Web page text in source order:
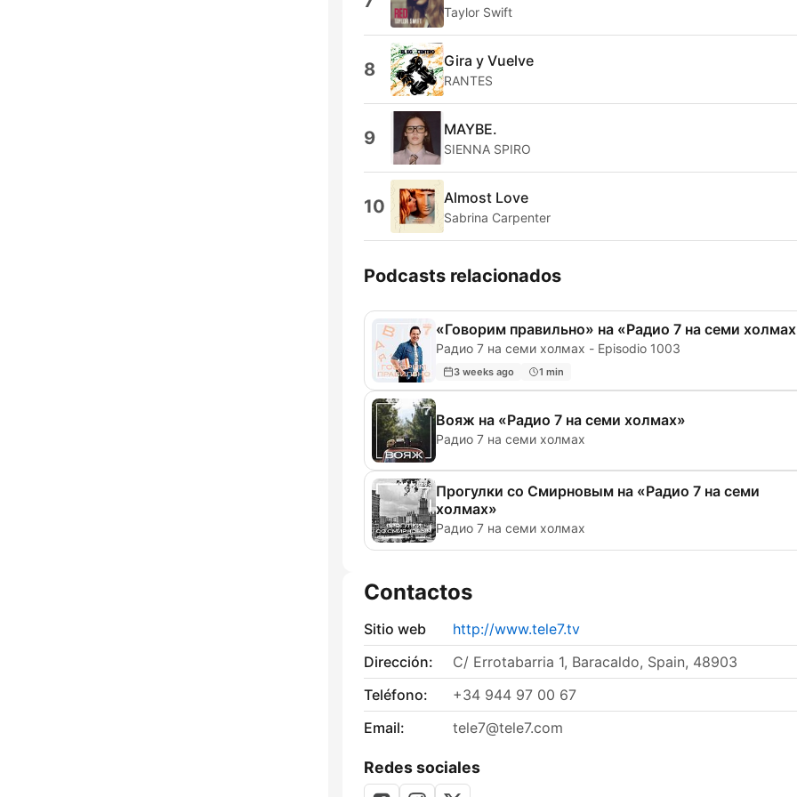
Taylor Swift
8 Gira y Vuelve
RANTES
9 MAYBE.
SIENNA SPIRO
10 Almost Love
Sabrina Carpenter
Podcasts relacionados
«Говорим правильно» на «Радио 7 на семи
Радио 7 на семи холмах - Episodio 1003
3 weeks ago 1 min
Вояж на «Радио 7 на семи холмах»
Радио 7 на семи холмах
Прогулки со Смирновым на «Радио 7 на семи
холмах»
Радио 7 на семи холмах
Contactos
Sitio web
http://www.tele7.tv
Dirección:
C/ Errotabarria 1, Baracaldo, Spain, 48903
Teléfono:
+34 944 97 00 67
Email:
tele7@tele7.com
Redes sociales